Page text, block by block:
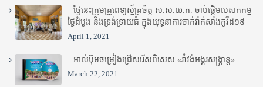
ថ្ងៃនេះក្រុមគ្រូពេទ្យស្ម័គ្រចិត្ត ស.ស.យ.ក. ចាប់ផ្តើមបេសកកម្ម
ថ្ងៃដំបូង និងទ្រង់ទ្រាយធំ ក្នុងយុទ្ធនាការចាក់វ៉ាក់សាំងកូវីដ១៩
April 1, 2021
អាល់ប៊ុមចម្រៀងជ្រើសរើសពិសេស «រាំវង់អង្គរសង្ក្រាន្ត»
March 22, 2021